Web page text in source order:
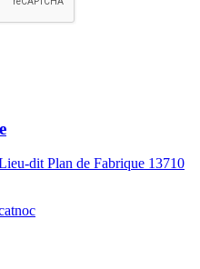
dit Plan de Fabrique 13710